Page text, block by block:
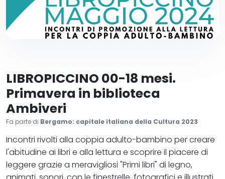
LIBROPICCINO 00-18 mesi.
Primavera in biblioteca
Ambiveri
Fa parte di Bergamo: capitale italiana della Cultura 2023
Incontri rivolti alla coppia adulto-bambino per creare
l'abitudine ai libri e alla lettura e scoprire il piacere di
leggere grazie a meravigliosi "Primi libri" di legno,